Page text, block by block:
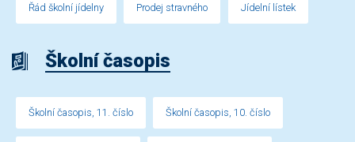
Řád školní jídelny Prodej stravného Jídelní lístek
Školní časopis
Školní časopis, 11. číslo Školní časopis, 10. číslo